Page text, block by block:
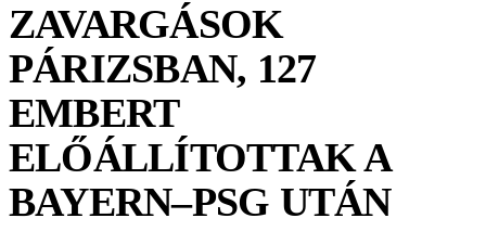
ZAVARGÁSOK
PÁRIZSBAN, 127
EMBERT
ELŐÁLLÍTOTTAK A
BAYERN–PSG UTÁN